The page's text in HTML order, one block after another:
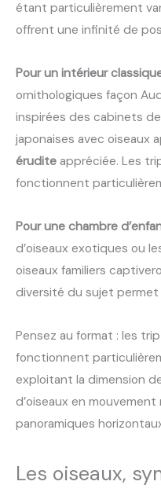
étant particulièrement
offrent une infinité de
Pour un intérieur
ornithologiques façon
inspirées des cabinets
japonaises avec oiseaux
érudite appréciée. Les
fonctionnent
Pour une chambre
d’oiseaux exotiques ou
oiseaux familiers
diversité du sujet permet
Pensez au format : les
fonctionnent
exploitant la dimension
d’oiseaux en
panoramiques
Les oiseaux,